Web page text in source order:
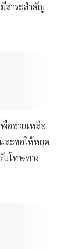
สาระสำคัญ
อช่วยเหลือ
ละขอให้หยุด
บโทษทาง